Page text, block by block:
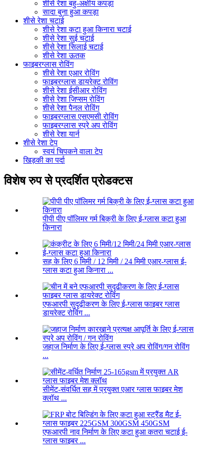
शीसे रेशा बहु-अक्षीय कपड़ा
सादा बुना हुआ कपड़ा
शीसे रेशा चटाई
शीसे रेशा कटा हुआ किनारा चटाई
शीसे रेशा सुई चटाई
शीसे रेशा सिलाई चटाई
शीसे रेशा ऊतक
फाइबरग्लास रोविंग
शीसे रेशा एआर रोविंग
फाइबरग्लास डायरेक्ट रोविंग
शीसे रेशा ईसीआर रोविंग
शीसे रेशा जिप्सम रोविंग
शीसे रेशा पैनल रोविंग
फाइबरग्लास एसएमसी रोविंग
फाइबरग्लास स्प्रे अप रोविंग
शीसे रेशा यार्न
शीसे रेशा टेप
स्वयं चिपकने वाला टेप
खिड़की का पर्दा
विशेष रुप से प्रदर्शित प्रोडक्टस
पीपी पीए पॉलिमर गर्म बिक्री के लिए ई-ग्लास कटा हुआ
किनारा
सह के लिए 6 मिमी / 12 मिमी / 24 मिमी एआर-ग्लास ई-
ग्लास कटा हुआ किनारा ...
एफआरपी सुदृढ़ीकरण के लिए ई-ग्लास फाइबर ग्लास
डायरेक्ट रोविंग ...
जहाज निर्माण के लिए ई-ग्लास स्प्रे अप रोविंग/गन रोविंग
...
सीमेंट-संवर्धित सह में प्रयुक्त एआर ग्लास फाइबर मेश
क्लॉथ ...
एफआरपी नाव निर्माण के लिए कटा हुआ कतरा चटाई ई-
ग्लास फाइबर ...